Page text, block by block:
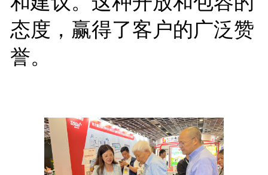
态度，赢得了客户的广泛赞
誉。